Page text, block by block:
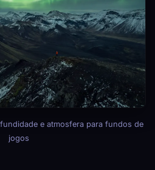
e atmosfera para fundos de
jogos